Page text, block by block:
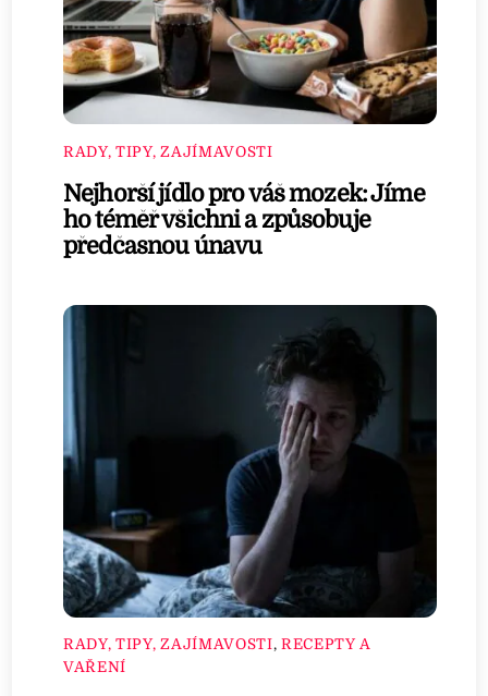
RADY, TIPY, ZAJÍMAVOSTI
Nejhorší jídlo pro váš mozek: Jíme
ho téměř všichni a způsobuje
předčasnou únavu
RADY, TIPY, ZAJÍMAVOSTI, RECEPTY A
VAŘENÍ